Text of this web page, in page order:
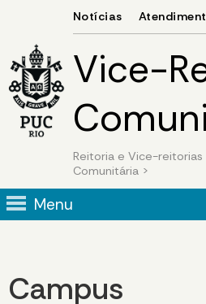
Vice-
Reitoria e Vice-reitorias
Comunitária >
Menu
Campus